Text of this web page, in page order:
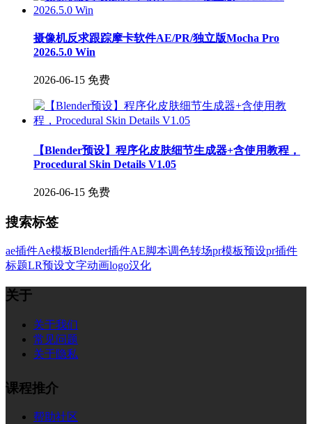
摄像机反求跟踪摩卡软件AE/PR/独立版Mocha Pro
2026.5.0 Win
2026-06-15 免费
【Blender预设】程序化皮肤细节生成器+含使用教程，
Procedural Skin Details V1.05
2026-06-15 免费
搜索标签
ae插件Ae模板Blender插件AE脚本调色转场pr模板预设pr插件
标题LR预设文字动画logo汉化
关于
关于我们
常见问题
关于隐私
课程推介
帮助社区